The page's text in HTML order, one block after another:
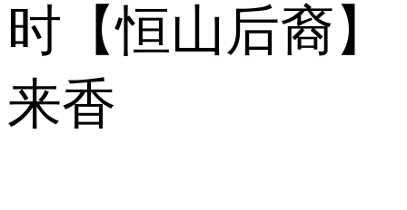
时【恒山后裔】
来香